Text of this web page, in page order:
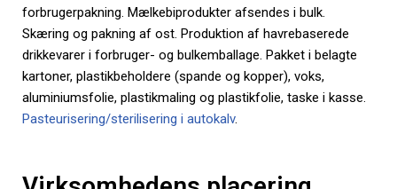
forbrugerpakning. Mælkebiprodukter afsendes i bulk.
Skæring og pakning af ost. Produktion af havrebaserede
drikkevarer i forbruger- og bulkemballage. Pakket i belagte
kartoner, plastikbeholdere (spande og kopper), voks,
aluminiumsfolie, plastikmaling og plastikfolie, taske i kasse.
Pasteurisering/sterilisering i autokalv.